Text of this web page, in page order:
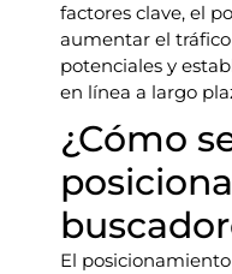
factores clave, el
aumentar el
potenciales y
en línea a largo
¿Cómo
El